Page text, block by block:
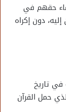
حقهم في
دون إكراه
تاريخ
حمل القرآن